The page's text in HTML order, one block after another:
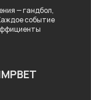
— гандбол,
событие